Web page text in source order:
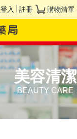
入 註冊 購物清單
美容清潔
BEAUTY CARE